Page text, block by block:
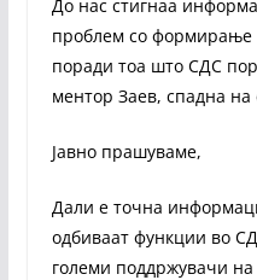
До нас стигнаа
проблем со формирање
поради тоа што СДС
ментор Заев, спадна на
Јавно прашуваме,
Дали е точна
одбиваат функции во
големи поддржувачи